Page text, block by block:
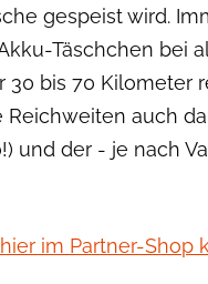
gespeist wird.
Täschchen bei
30 bis 70 Kilometer
auch
und der - je nach
hier im Partner-Shop